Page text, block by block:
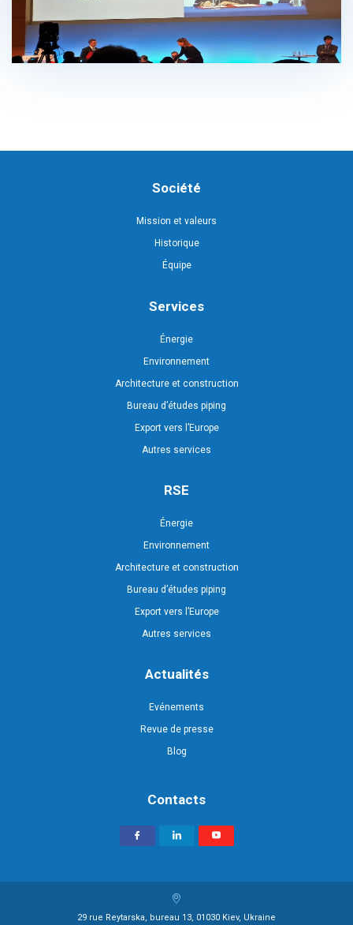
Société
Mission et valeurs
Historique
Équipe
Services
Énergie
Environnement
Architecture et construction
Bureau d’études piping
Export vers l’Europe
Autres services
RSE
Énergie
Environnement
Architecture et construction
Bureau d’études piping
Export vers l’Europe
Autres services
Actualités
Evénements
Revue de presse
Blog
Contacts
29 rue Reytarska, bureau 13, 01030 Kiev, Ukraine